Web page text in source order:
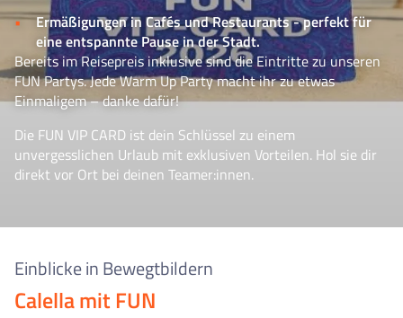
Ermäßigungen in Cafés und Restaurants - perfekt für
eine entspannte Pause in der Stadt.
Bereits im Reisepreis inklusive sind die Eintritte zu unseren
FUN Partys. Jede Warm Up Party macht ihr zu etwas
Einmaligem – danke dafür!
Die FUN VIP CARD ist dein Schlüssel zu einem
unvergesslichen Urlaub mit exklusiven Vorteilen. Hol sie dir
direkt vor Ort bei deinen Teamer:innen.
Einblicke in Bewegtbildern
Calella mit FUN